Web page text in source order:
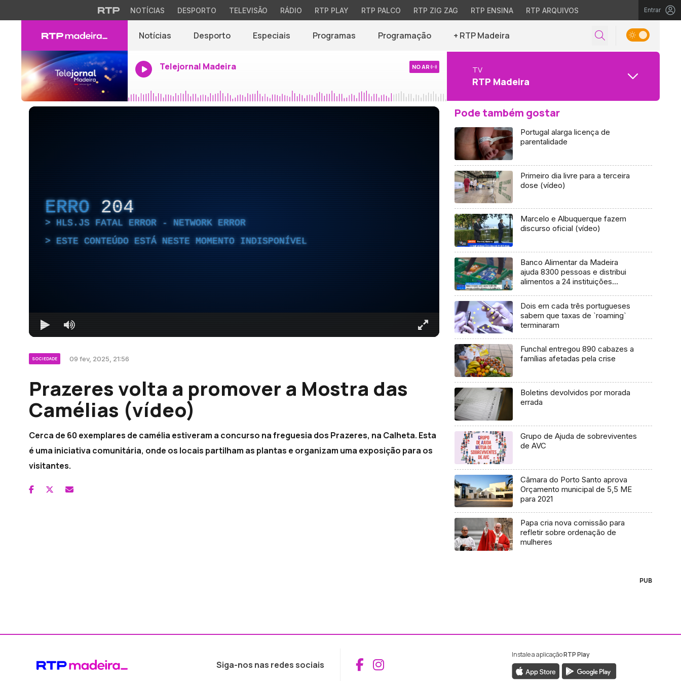
NOTÍCIAS DESPORTO TELEVISÃO RÁDIO RTP PLAY RTP PALCO RTP ZIG ZAG RTP ENSINA RTP ARQUIVOS Entrar
Notícias Desporto Especiais Programas Programação + RTP Madeira
Telejornal Madeira NO AR TV
RTP Madeira
ERRO 204
HLS.JS FATAL ERROR - NETWORK ERROR
ESTE CONTEÚDO ESTÁ NESTE MOMENTO INDISPONÍVEL
SOCIEDADE 09 fev, 2025, 21:56
Prazeres volta a promover a Mostra das
Camélias (vídeo)
Cerca de 60 exemplares de camélia estiveram a concurso na freguesia dos Prazeres, na Calheta. Esta
é uma iniciativa comunitária, onde os locais partilham as plantas e organizam uma exposição para os
visitantes.
Pode também gostar
Portugal alarga licença de
parentalidade
Primeiro dia livre para a terceira
dose (vídeo)
Marcelo e Albuquerque fazem
discurso oficial (vídeo)
Banco Alimentar da Madeira
ajuda 8300 pessoas e distribui
alimentos a 24 instituições
Dois em cada três portugueses
sabem que taxas de `roaming`
terminaram
Funchal entregou 890 cabazes a
famílias afetadas pela crise
Boletins devolvidos por morada
errada
Grupo de Ajuda de sobreviventes
de AVC
Câmara do Porto Santo aprova
Orçamento municipal de 5,5 ME
para 2021
Papa cria nova comissão para
refletir sobre ordenação de
mulheres
PUB
Siga-nos nas redes sociais Aceder ao Facebook da RTP Madeira
Aceder ao Instagram da RTP Madeira
Instale a aplicaçãoRTP Play